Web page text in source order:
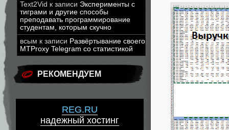
Text2Vid к записи Эксперименты с
тиграми и другие способы
преподавать программирование
студентам, которым скучно
всым к записи Развёртывание своего
MTProxy Telegram со статистикой
РЕКОМЕНДУЕМ
REG.RU
надежный хостинг